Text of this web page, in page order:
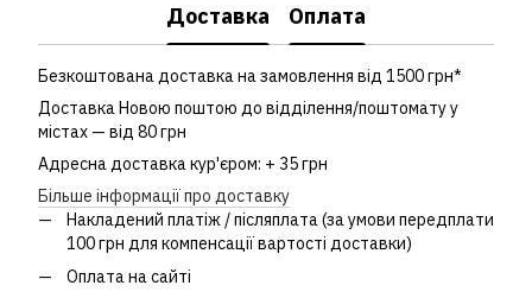
Доставка Оплата
Безкоштована доставка на замовлення від 1500 грн*
Доставка Новою поштою до відділення/поштомату у
містах — від 80 грн
Адресна доставка кур'єром: + 35 грн
Більше інформації про доставку
Накладений платіж / післяплата (за умови передплати
100 грн для компенсації вартості доставки)
Оплата на сайті